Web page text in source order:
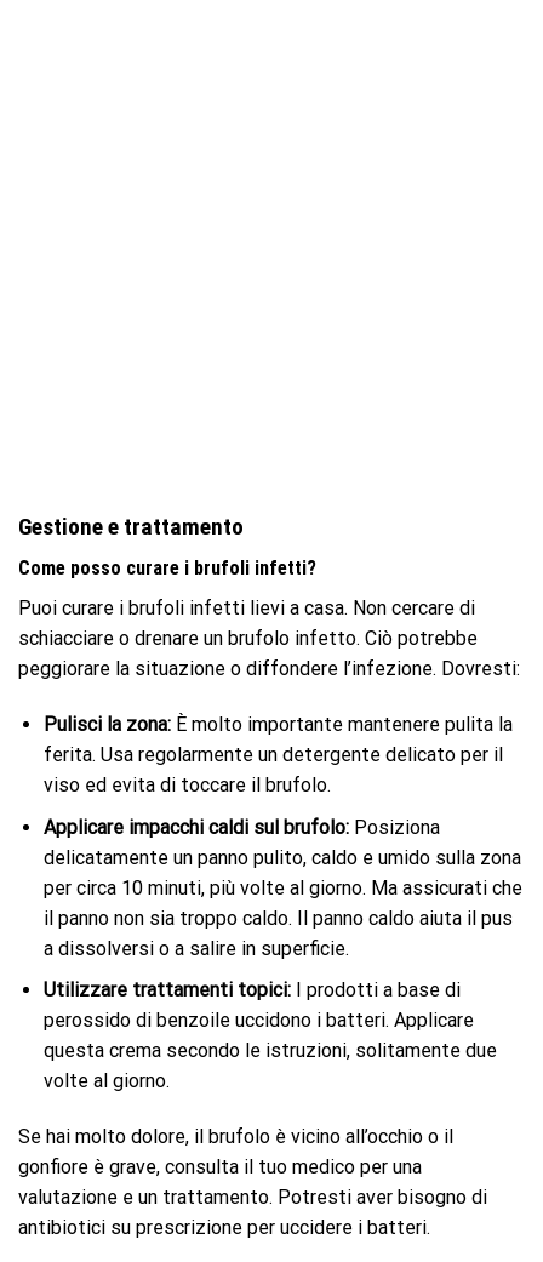
Gestione e trattamento
Come posso curare i brufoli infetti?
Puoi curare i brufoli infetti lievi a casa. Non cercare di
schiacciare o drenare un brufolo infetto. Ciò potrebbe
peggiorare la situazione o diffondere l’infezione. Dovresti:
Pulisci la zona: È molto importante mantenere pulita la
ferita. Usa regolarmente un detergente delicato per il
viso ed evita di toccare il brufolo.
Applicare impacchi caldi sul brufolo: Posiziona
delicatamente un panno pulito, caldo e umido sulla zona
per circa 10 minuti, più volte al giorno. Ma assicurati che
il panno non sia troppo caldo. Il panno caldo aiuta il pus
a dissolversi o a salire in superficie.
Utilizzare trattamenti topici:
I prodotti a base di
perossido di benzoile uccidono i batteri. Applicare
questa crema secondo le istruzioni, solitamente due
volte al giorno.
Se hai molto dolore, il brufolo è vicino all’occhio o il
gonfiore è grave, consulta il tuo medico per una
valutazione e un trattamento. Potresti aver bisogno di
antibiotici su prescrizione per uccidere i batteri.